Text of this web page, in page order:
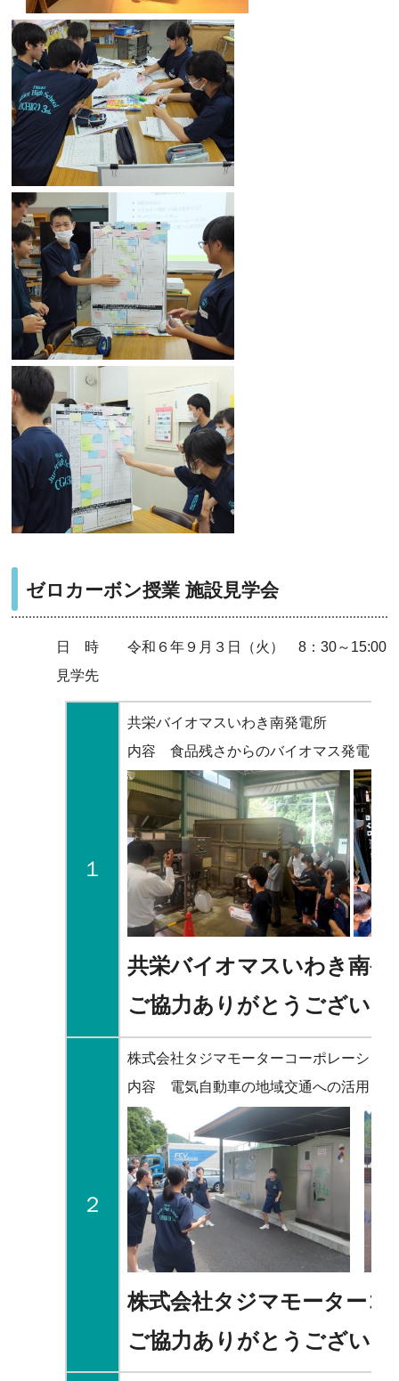
ゼロカーボン授業 施設見学会
日 時 令和６年９月３日（火） 8：30～15:00
見学先
１
共栄バイオマスいわき南発電所
内容 食品残さからのバイオマス発電
共栄バイオマスいわき南発
ご協力ありがとうございま
２
株式会社タジマモーターコーポレーション
内容 電気自動車の地域交通への活用
株式会社タジマモーターコ
ご協力ありがとうございま